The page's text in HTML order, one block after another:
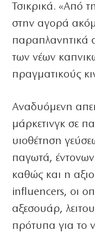
Τσικρικά. «Από
στην αγορά
παραπλανητικά
των νέων
πραγματικούς
Αναδυόμενη
μάρκετινγκ σε
υιοθέτηση
παγωτά,
καθώς και η
influencers, οι
αξεσουάρ,
πρότυπα για το